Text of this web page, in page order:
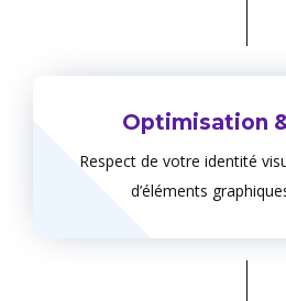
Optimisation
Respect de votre identité
d’éléments